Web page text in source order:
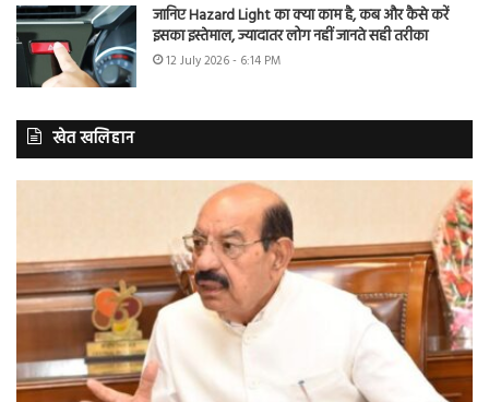
जानिए Hazard Light का क्या काम है, कब और कैसे करें
इसका इस्तेमाल, ज्यादातर लोग नहीं जानते सही तरीका
12 July 2026 - 6:14 PM
खेत खलिहान